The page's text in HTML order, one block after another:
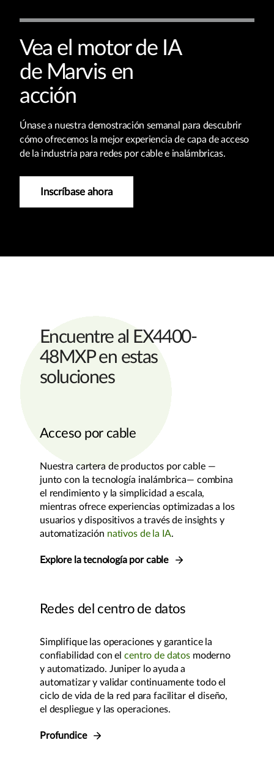
Vea el motor de IA
de Marvis en
acción
Únase a nuestra demostración semanal para descubrir
cómo ofrecemos la mejor experiencia de capa de acceso
de la industria para redes por cable e inalámbricas.
Inscríbase ahora
Encuentre al EX4400-
48MXP en estas
soluciones
Acceso por cable
Nuestra cartera de productos por cable —
junto con la tecnología inalámbrica— combina
el rendimiento y la simplicidad a escala,
mientras ofrece experiencias optimizadas a los
usuarios y dispositivos a través de insights y
automatización nativos de la IA.
Explore la tecnología por cable
Redes del centro de datos
Simplifique las operaciones y garantice la
confiabilidad con elcentro de datosmoderno
y automatizado. Juniper lo ayuda a
automatizar y validar continuamente todo el
ciclo de vida de la red para facilitar el diseño,
el despliegue y las operaciones.
Profundice